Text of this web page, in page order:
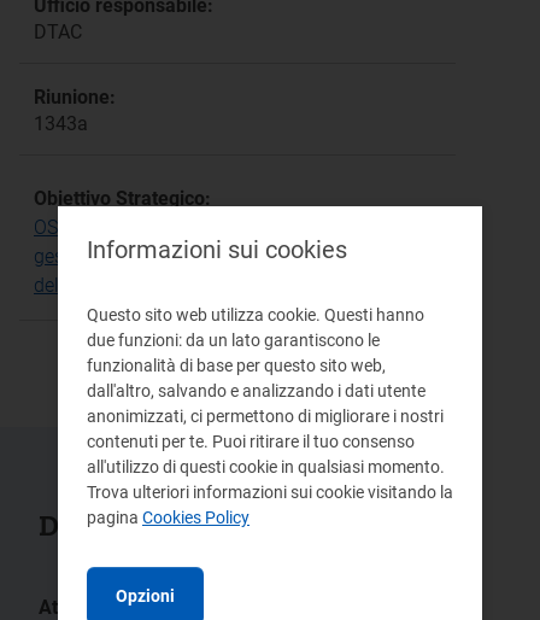
Ufficio responsabile:
DTAC
Riunione:
1343a
Obiettivo Strategico:
OS.17 Riconoscere i costi efficienti del servizio di
gestione dei rifiuti e determinare le tariffe alla luce
del paradigma della Circular Economy
Documenti collegati
Atti:
Informazioni sui cookies
Questo sito web utilizza cookie. Questi hanno
due funzioni: da un lato garantiscono le
funzionalità di base per questo sito web,
dall'altro, salvando e analizzando i dati utente
anonimizzati, ci permettono di migliorare i nostri
contenuti per te. Puoi ritirare il tuo consenso
all'utilizzo di questi cookie in qualsiasi momento.
Trova ulteriori informazioni sui cookie visitando la
pagina Cookies Policy
Opzioni